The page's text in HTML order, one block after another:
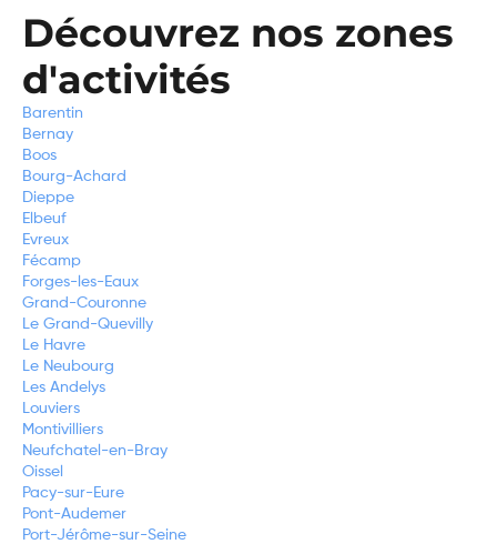
Découvrez nos zones
d'activités
Barentin
Bernay
Boos
Bourg-Achard
Dieppe
Elbeuf
Evreux
Fécamp
Forges-les-Eaux
Grand-Couronne
Le Grand-Quevilly
Le Havre
Le Neubourg
Les Andelys
Louviers
Montivilliers
Neufchatel-en-Bray
Oissel
Pacy-sur-Eure
Pont-Audemer
Port-Jérôme-sur-Seine